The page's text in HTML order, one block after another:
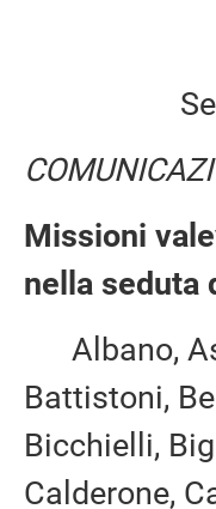
Missioni
nella seduta
Albano,
Battistoni,
Bicchielli,
Calderone,